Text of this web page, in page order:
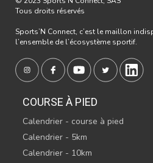
Tous droits réservés
Sports’N Connect, c’est le maillon
l’ensemble de l’écosystème sportif.
COURSE À PIED
Calendrier - course à pied
Calendrier - 5km
Calendrier - 10km